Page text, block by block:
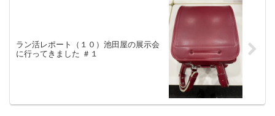
ラン活レポート（１０）池田屋の展示会
に行ってきました ＃１